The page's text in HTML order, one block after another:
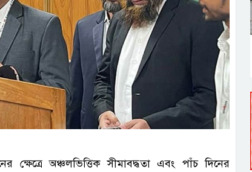
ক্ষেত্রে অঞ্চলভিত্তিক সীমাবদ্ধতা এবং পাঁচ দিনের